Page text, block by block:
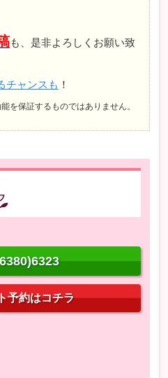
も、是非よろしくお願い致
チャンスも ！
を保証するものではありません。
予約はコチラ